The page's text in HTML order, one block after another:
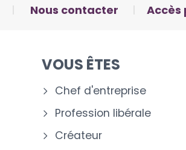
Nous contacter Accès
VOUS ÊTES
Chef d'entreprise
Profession libérale
Créateur